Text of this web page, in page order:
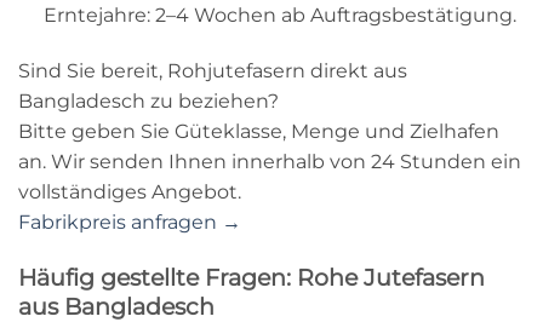
Erntejahre: 2–4 Wochen ab Auftragsbestätigung.
Sind Sie bereit, Rohjutefasern direkt aus
Bangladesch zu beziehen?
Bitte geben Sie Güteklasse, Menge und Zielhafen
an. Wir senden Ihnen innerhalb von 24 Stunden ein
vollständiges Angebot.
Fabrikpreis anfragen →
Häufig gestellte Fragen: Rohe Jutefasern
aus Bangladesch